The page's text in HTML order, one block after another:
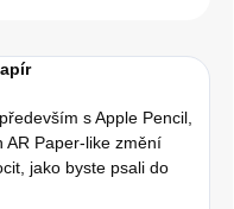
s Apple Pencil,
AR Paper-like změní
jako byste psali do